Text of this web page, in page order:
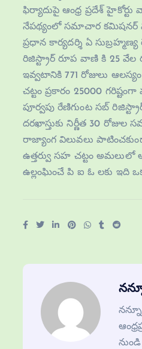
ఫిర్యాదుపై ఆంధ్ర ప్రదేశ్
నేపథ్యంలో సమాచార కమిషనర్
ప్రధాన కార్యదర్శి ఏ
రిజిస్ట్రార్ రూప వాణి కి 25
ఇవ్వటానికి 771 రోజులు
చట్టం ప్రకారం 25000
పూర్వపు రేణిగుంట సబ్
దరఖాస్తుకు నిర్ణీత 30
రాజ్యాంగ విలువలు
ఉత్తర్వు సహ చట్టం
ఉల్లంఘించే పి ఐ ఓ లకు ఇది